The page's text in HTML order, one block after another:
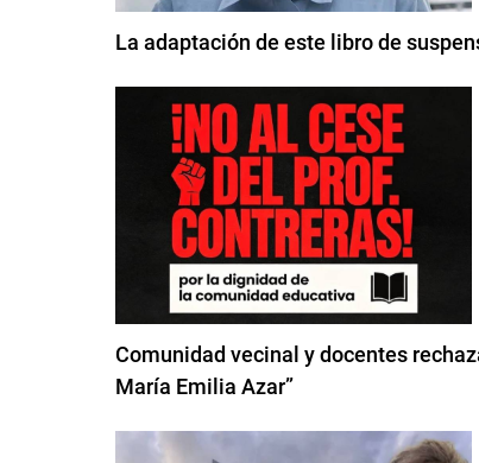
La adaptación de este libro de
Comunidad vecinal y docentes
María Emilia Azar”